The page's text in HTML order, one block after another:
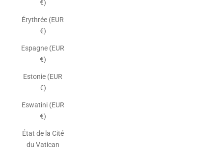
€)
Érythrée (EUR
€)
Espagne (EUR
€)
Estonie (EUR
€)
Eswatini (EUR
€)
État de la Cité
du Vatican